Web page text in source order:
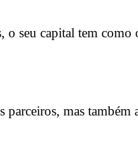
seu capital tem
mas